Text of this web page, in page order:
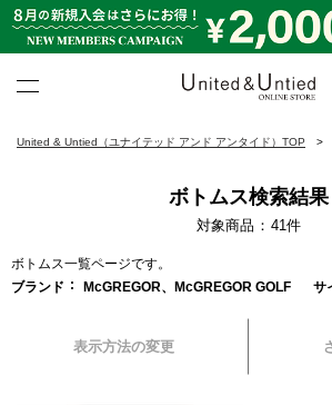
United & Untied（ユナイテッド アンド アンタイド）TOP
ボトムス検索結果
対象商品 41 件
ボトムス一覧ページです。
ブランド
McGREGOR、McGREGOR GOLF サ
表示方法の変更